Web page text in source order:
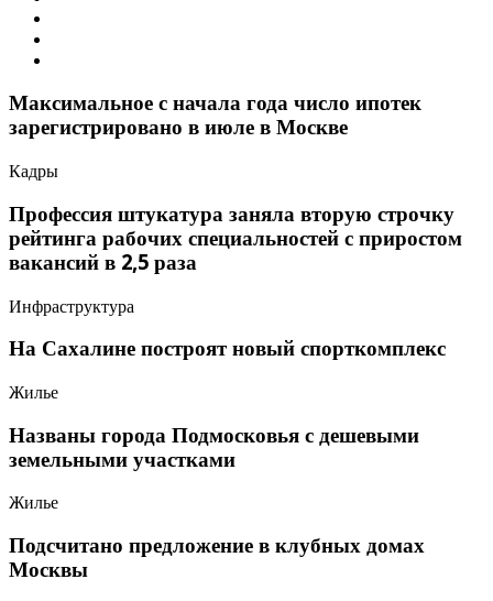
Максимальное с начала года число ипотек
зарегистрировано в июле в Москве
Кадры
Профессия штукатура заняла вторую строчку
рейтинга рабочих специальностей с приростом
вакансий в 2,5 раза
Инфраструктура
На Сахалине построят новый спорткомплекс
Жилье
Названы города Подмосковья с дешевыми
земельными участками
Жилье
Подсчитано предложение в клубных домах
Москвы